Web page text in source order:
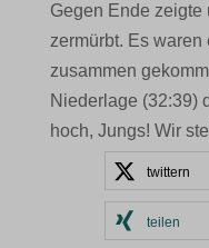
Gegen Ende zeigte
zermürbt. Es
zusammen
Niederlage (32:39)
hoch, Jungs! Wir
twittern
teilen